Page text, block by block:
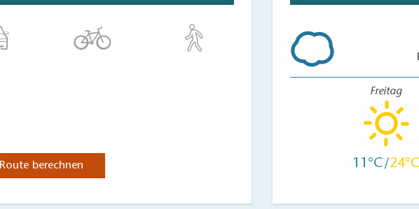
Route berechnen
Freitag
11 24